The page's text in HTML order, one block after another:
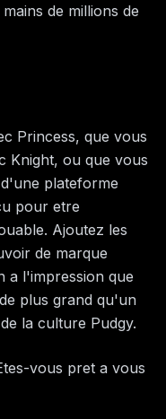
de millions de
Princess, que vous
Knight, ou que vous
plateforme
pour etre
Ajoutez les
de marque
a l'impression que
plus grand qu'un
la culture Pudgy.
vous pret a vous